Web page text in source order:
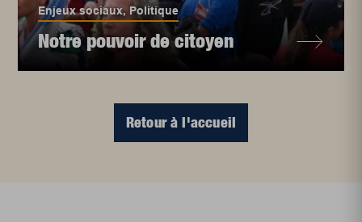
Enjeux sociaux, Politique
Notre pouvoir de citoyen
Retour à l'accueil